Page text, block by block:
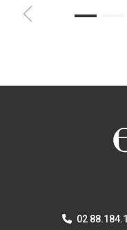
02 88.184.1